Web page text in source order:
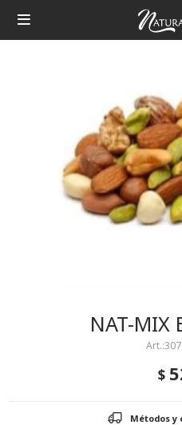

NAT-MIX
$
Métodos y